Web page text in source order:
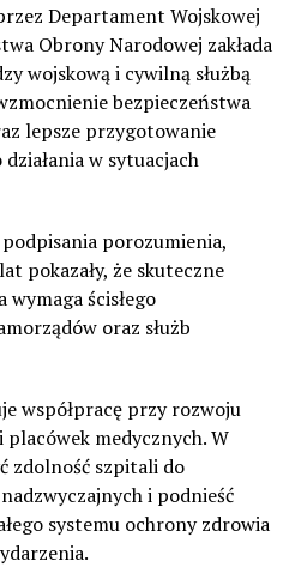
Departament Wojskowej
Obrony Narodowej zakłada
wojskową i cywilną służbą
bezpieczeństwa
lepsze przygotowanie
w sytuacjach
porozumienia,
pokazały, że skuteczne
ścisłego
oraz służb
współpracę przy rozwoju
medycznych. W
zdolność szpitali do
i podnieść
systemu ochrony zdrowia